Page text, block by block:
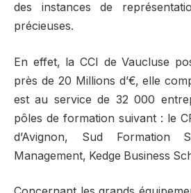
des instances de
précieuses.
En effet, la CCI de Vaucluse
près de 20 Millions d’€, elle
est au service de 32 000
pôles de formation suivant : le
d’Avignon, Sud Formation
Management, Kedge Business